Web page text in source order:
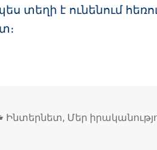
տեղի է ունենում
Կարգեր
Ինտերնետ, Մեր